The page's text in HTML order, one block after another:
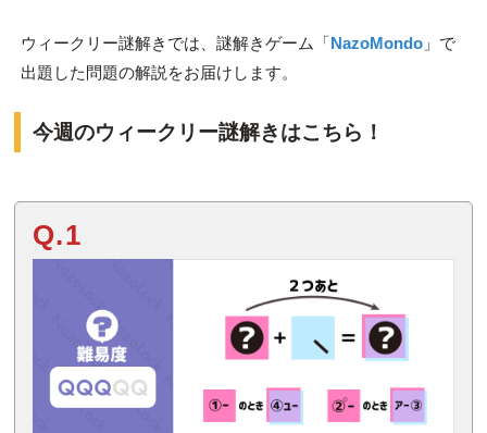
ウィークリー謎解きでは、謎解きゲーム「NazoMondo」で
出題した問題の解説をお届けします。
今週のウィークリー謎解きはこちら！
Q.1